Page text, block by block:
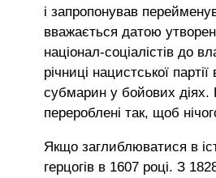
і запропонував
вважається датою
націонал-соціалістів до
річниці нацистської
субмарин у бойових діях.
перероблені так, щоб
Якщо заглиблюватися в
герцогів в 1607 році. З